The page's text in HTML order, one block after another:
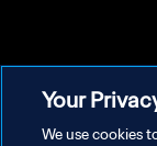
Your
We use cookies